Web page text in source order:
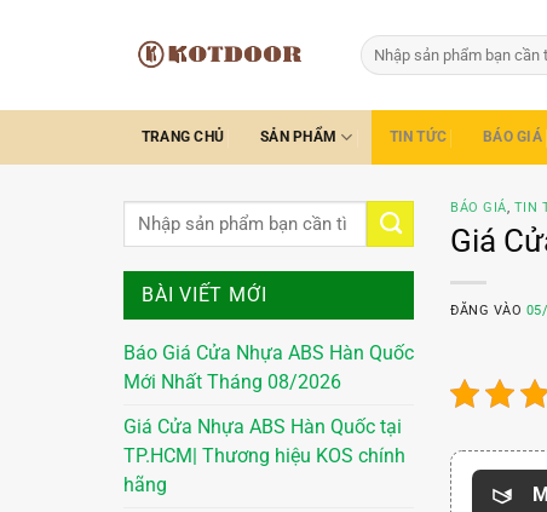
Tìm
kiếm:
TRANG CHỦ SẢN PHẨM TIN TỨC BÁO GIÁ
BÀI VIẾT MỚI
Báo Giá Cửa Nhựa ABS Hàn Quốc
Mới Nhất Tháng 08/2026
Giá Cửa Nhựa ABS Hàn Quốc tại
TP.HCM| Thương hiệu KOS chính
hãng
BÁO GIÁ, TIN
Giá
ĐĂNG VÀO